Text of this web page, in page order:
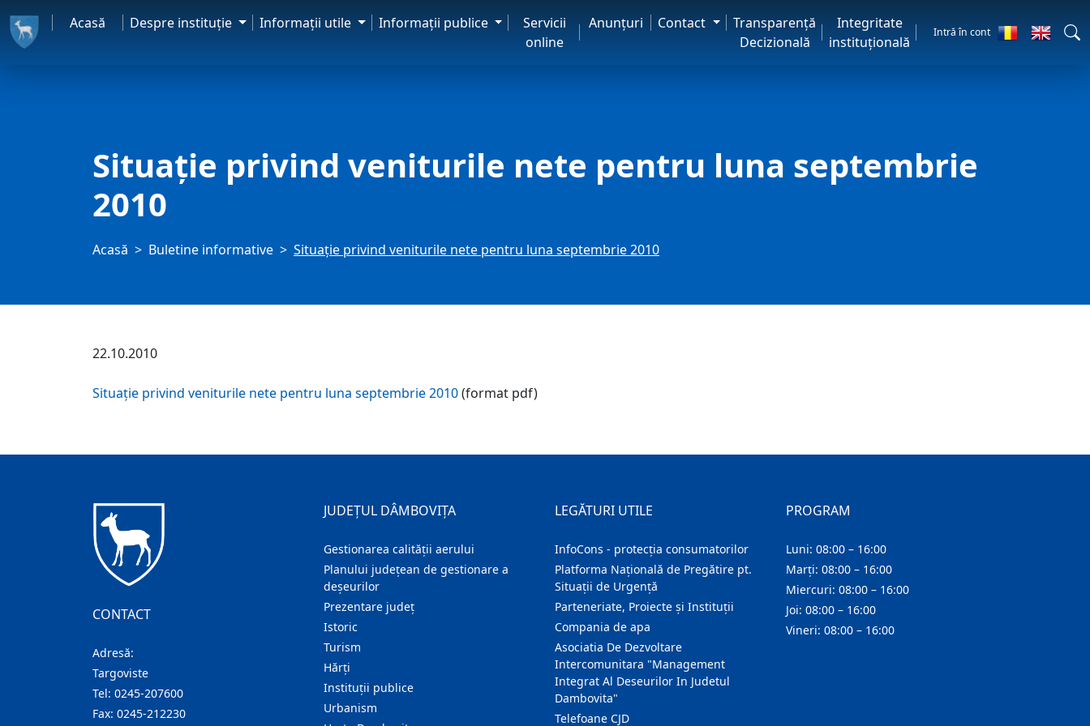
Acasă Despre instituţie Informaţii utile Informaţii publice
Servicii
online
Anunţuri Contact
Transparență
Decizională
Integritate
instituțională
Intră în cont
Situaţie privind veniturile nete pentru luna septembrie
2010
Acasă Buletine informative Situaţie privind veniturile nete pentru luna septembrie 2010
22.10.2010
Situaţie privind veniturile nete pentru luna septembrie 2010(format pdf)
CONTACT
Adresă:
Targoviste
Tel: 0245-207600
Fax: 0245-212230
JUDEȚUL DÂMBOVIȚA
Gestionarea calității aerului
Planului județean de gestionare a
deșeurilor
Prezentare judeţ
Istoric
Turism
Hărţi
Instituţii publice
Urbanism
LEGĂTURI UTILE
InfoCons - protecția consumatorilor
Platforma Națională de Pregătire pt.
Situații de Urgență
Parteneriate, Proiecte și Instituții
Compania de apa
Asociatia De Dezvoltare
Intercomunitara "Management
Integrat Al Deseurilor In Judetul
Dambovita"
Telefoane CJD
PROGRAM
Luni: 08:00 – 16:00
Marți: 08:00 – 16:00
Miercuri: 08:00 – 16:00
Joi: 08:00 – 16:00
Vineri: 08:00 – 16:00